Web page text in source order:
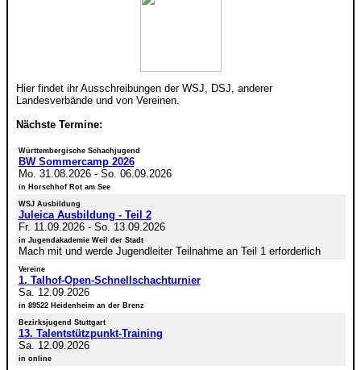
Hier findet ihr Ausschreibungen der WSJ, DSJ, anderer
Landesverbände und von Vereinen.
Nächste Termine:
Württembergische Schachjugend
BW Sommercamp 2026
Mo. 31.08.2026- So. 06.09.2026
in Horschhof Rot am See
WSJ Ausbildung
Juleica Ausbildung - Teil 2
Fr. 11.09.2026- So. 13.09.2026
in Jugendakademie Weil der Stadt
Mach mit und werde Jugendleiter Teilnahme an Teil 1 erforderlich
Vereine
1. Talhof-Open-Schnellschachturnier
Sa. 12.09.2026
in 89522 Heidenheim an der Brenz
Bezirksjugend Stuttgart
13. Talentstützpunkt-Training
Sa. 12.09.2026
in online